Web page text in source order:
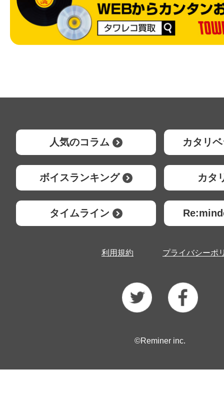
人気のコラム カタリ
ボイスランキング カタ
タイムライン
利用規約 プライバシーポ
©Reminer inc.